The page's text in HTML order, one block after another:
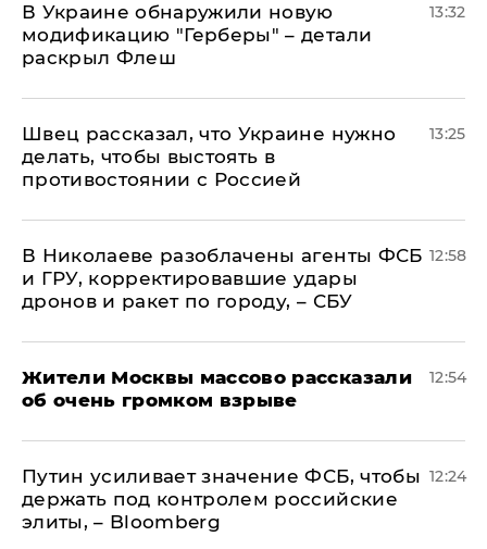
В Украине обнаружили новую
модификацию "Герберы" – детали
раскрыл Флеш
13:32
Швец рассказал, что Украине нужно
делать, чтобы выстоять в
противостоянии с Россией
13:25
В Николаеве разоблачены агенты ФСБ
и ГРУ, корректировавшие удары
дронов и ракет по городу, – СБУ
12:58
Жители Москвы массово рассказали
об очень громком взрыве
12:54
Путин усиливает значение ФСБ, чтобы
держать под контролем российские
элиты, – Bloomberg
12:24